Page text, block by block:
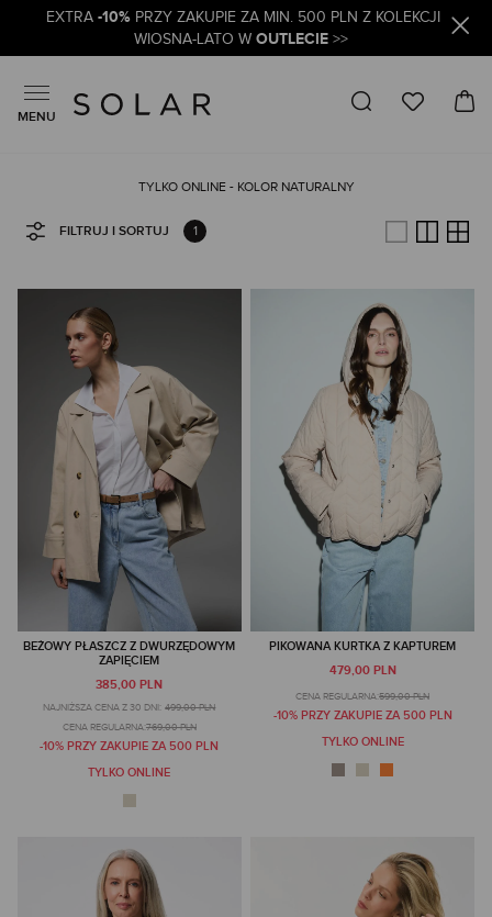
EXTRA -10% PRZY ZAKUPIE ZA MIN. 500 PLN Z KOLEKCJI
WIOSNA-LATO W OUTLECIE>>
MENU
TYLKO ONLINE - KOLOR NATURALNY
FILTRUJ I SORTUJ 1
BEŻOWY PŁASZCZ Z DWURZĘDOWYM
ZAPIĘCIEM
385,00 PLN
NAJNIŻSZA CENA Z 30 DNI: 499,00 PLN
CENA REGULARNA:769,00 PLN
-10% PRZY ZAKUPIE ZA 500 PLN
TYLKO ONLINE
PIKOWANA KURTKA Z KAPTUREM
479,00 PLN
CENA REGULARNA:599,00 PLN
-10% PRZY ZAKUPIE ZA 500 PLN
TYLKO ONLINE